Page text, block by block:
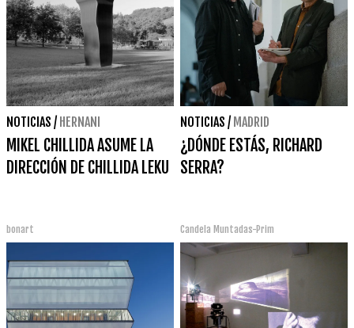
NOTICIAS / HERNANI
MIKEL CHILLIDA ASUME LA
DIRECCIÓN DE CHILLIDA LEKU
bonart
NOTICIAS / MADRID
¿DÓNDE ESTÁS, RICHARD
SERRA?
Candela Muntadas-Prim